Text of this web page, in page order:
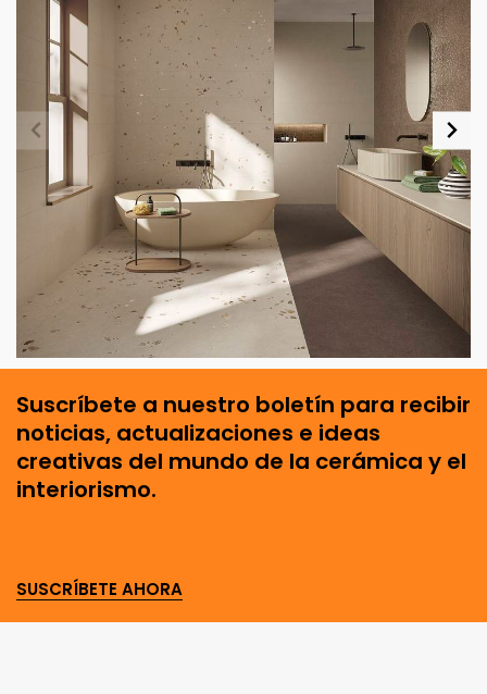
Suscríbete a nuestro boletín para recibir
noticias, actualizaciones e ideas
creativas del mundo de la cerámica y el
interiorismo.
SUSCRÍBETE AHORA